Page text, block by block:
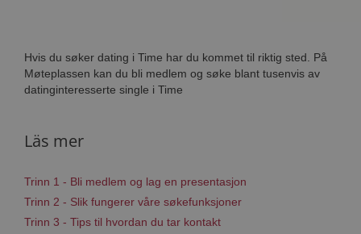
Hvis du søker dating i Time har du kommet til riktig sted. På
Møteplassen kan du bli medlem og søke blant tusenvis av
datinginteresserte single i Time
Läs mer
Trinn 1 - Bli medlem og lag en presentasjon
Trinn 2 - Slik fungerer våre søkefunksjoner
Trinn 3 - Tips til hvordan du tar kontakt